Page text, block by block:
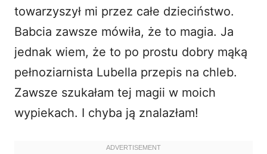
towarzyszył mi przez całe dzieciństwo.
Babcia zawsze mówiła, że to magia. Ja
jednak wiem, że to po prostu dobry mąką
pełnoziarnista Lubella przepis na chleb.
Zawsze szukałam tej magii w moich
wypiekach. I chyba ją znalazłam!